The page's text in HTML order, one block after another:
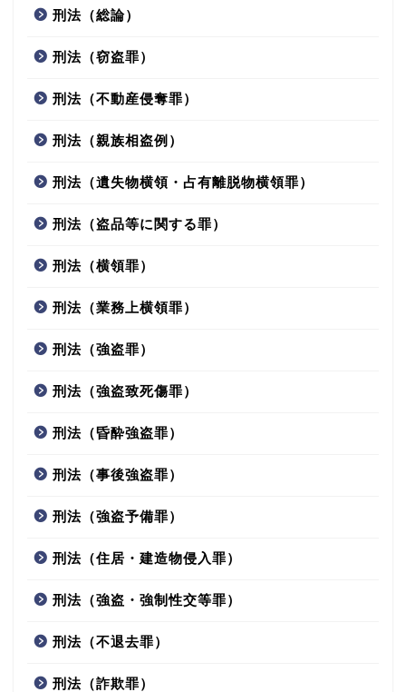
刑法（総論）
刑法（窃盗罪）
刑法（不動産侵奪罪）
刑法（親族相盗例）
刑法（遺失物横領・占有離脱物横領罪）
刑法（盗品等に関する罪）
刑法（横領罪）
刑法（業務上横領罪）
刑法（強盗罪）
刑法（強盗致死傷罪）
刑法（昏酔強盗罪）
刑法（事後強盗罪）
刑法（強盗予備罪）
刑法（住居・建造物侵入罪）
刑法（強盗・強制性交等罪）
刑法（不退去罪）
刑法（詐欺罪）